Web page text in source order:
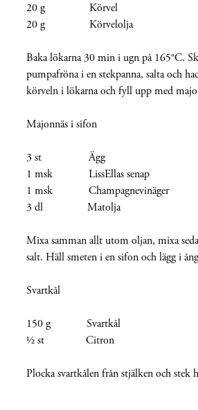
20 g Körvel
20 g Körvelolja
Baka lökarna 30 min i ugn på 165°C.
pumpafröna i en stekpanna, salta och
körveln i lökarna och fyll upp med
Majonnäs i sifon
3 st Ägg
1 msk LissEllas senap
1 msk Champagnevinäger
3 dl Matolja
Mixa samman allt utom oljan, mixa
salt. Häll smeten i en sifon och lägg i
Svartkål
150 g Svartkål
½ st Citron
Plocka svartkålen från stjälken och